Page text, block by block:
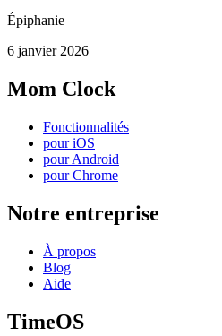
Épiphanie
6 janvier 2026
Mom Clock
Fonctionnalités
pour iOS
pour Android
pour Chrome
Notre entreprise
À propos
Blog
Aide
TimeOS